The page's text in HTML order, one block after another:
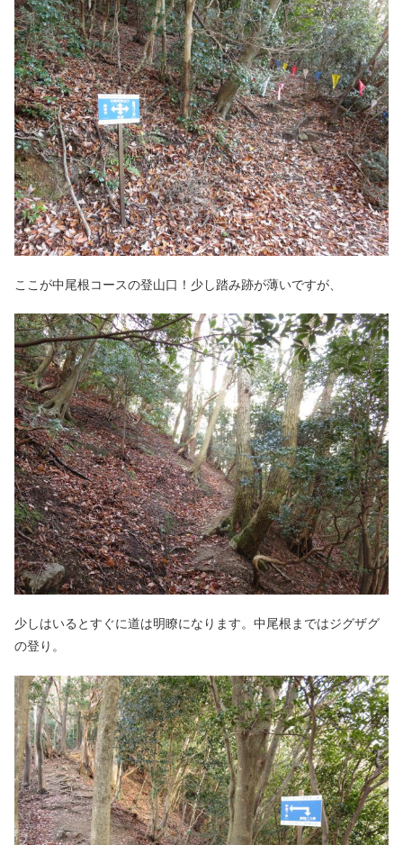
ここが中尾根コースの登山口！少し踏み跡が薄いですが、
少しはいるとすぐに道は明瞭になります。中尾根まではジグザグ
の登り。